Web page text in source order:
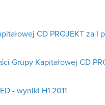
CD PROJEKT za I
Grupy Kapitałowej CD
- wyniki H1 2011